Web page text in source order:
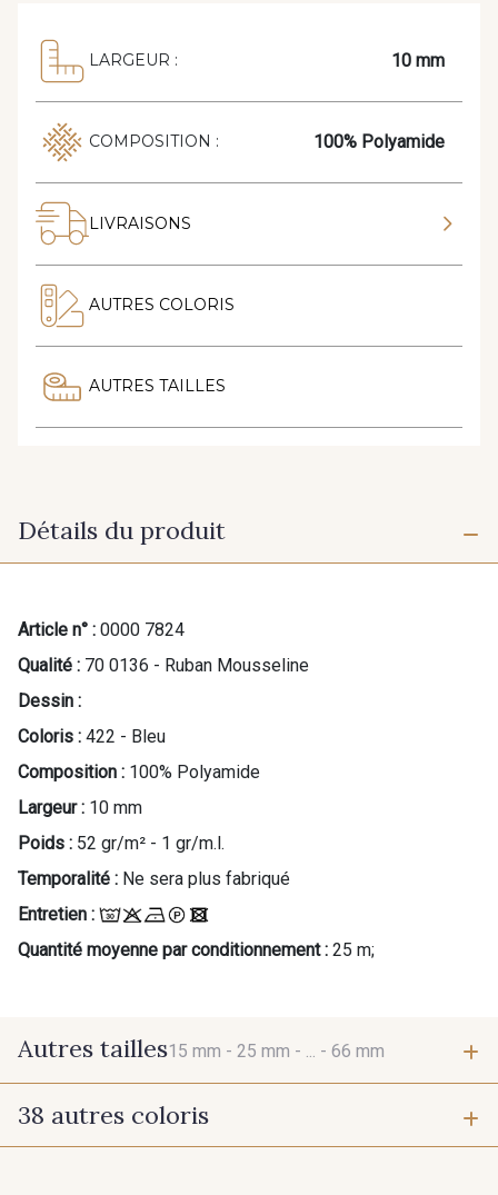
LARGEUR : 10 mm
COMPOSITION : 100% Polyamide
LIVRAISONS
AUTRES COLORIS
AUTRES TAILLES
Détails du produit
Article n° : 0000 7824
Qualité : 70 0136 - Ruban Mousseline
Dessin :
Coloris : 422 - Bleu
Composition : 100% Polyamide
Largeur : 10 mm
Poids : 52 gr/m² - 1 gr/m.l.
Temporalité : Ne sera plus fabriqué
Entretien :
Quantité moyenne par conditionnement : 25 m;
Autres tailles15 mm - 25 mm - ... - 66 mm
15 mm
38 autres coloris